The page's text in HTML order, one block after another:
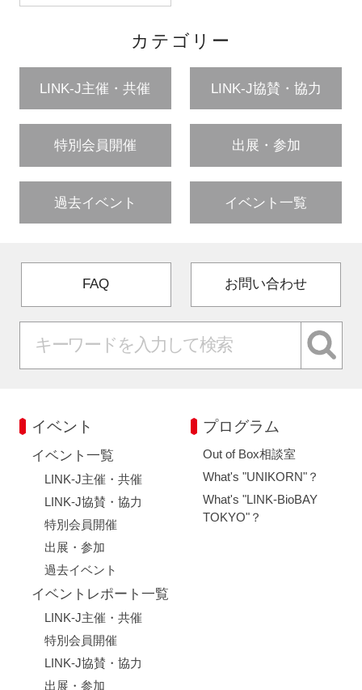
カテゴリー
LINK-J主催・共催 LINK-J協賛・協力
特別会員開催 出展・参加
過去イベント イベント一覧
FAQ お問い合わせ
イベント
イベント一覧
LINK-J主催・共催
LINK-J協賛・協力
特別会員開催
出展・参加
過去イベント
イベントレポート一覧
LINK-J主催・共催
特別会員開催
LINK-J協賛・協力
出展・参加
プログラム
Out of Box相談室
What's "UNIKORN"？
What's "LINK-BioBAY
TOKYO"？